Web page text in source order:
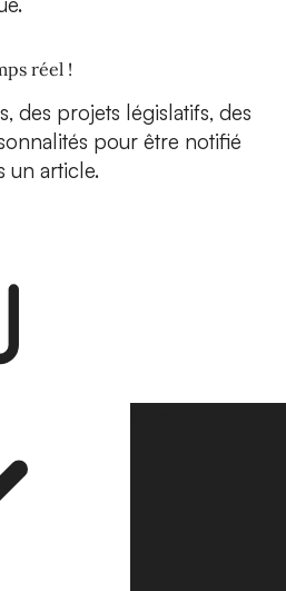
réel !
des projets législatifs, des
pour être notifié
un article.